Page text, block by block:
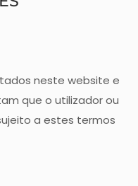
neste website e
que o utilizador ou
a estes termos